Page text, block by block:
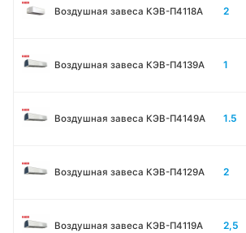
Воздушная завеса КЭВ-П4118А 2
Воздушная завеса КЭВ-П4139А 1
Воздушная завеса КЭВ-П4149А 1.5
Воздушная завеса КЭВ-П4129А 2
Воздушная завеса КЭВ-П4119А 2,5